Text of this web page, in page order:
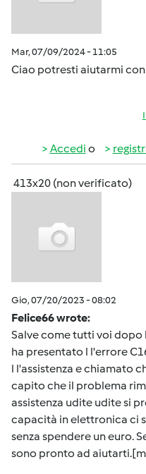
Mar, 07/09/2024 - 11:05
Ciao potresti aiutarmi
Accedi o
413x20 (non verificato)
Gio, 07/20/2023 - 08:02
Felice66 wrote:
Salve come tutti voi dopo
ha presentato l l'errore
l l'assistenza e chiamato
capito che il problema
assistenza udite udite si
capacità in elettronica ci
senza spendere un euro.
sono pronto ad